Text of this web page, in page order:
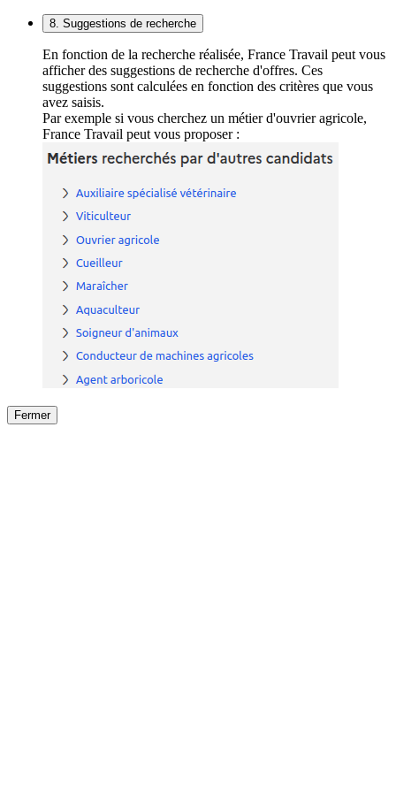
8. Suggestions de recherche
En fonction de la recherche réalisée, France Travail peut vous
afficher des suggestions de recherche d'offres. Ces
suggestions sont calculées en fonction des critères que vous
avez saisis.
Par exemple si vous cherchez un métier d'ouvrier agricole,
France Travail peut vous proposer :
Fermer